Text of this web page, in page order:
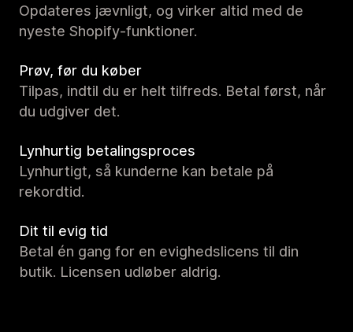
Opdateres jævnligt, og virker altid med de
nyeste Shopify-funktioner.
Prøv, før du køber
Tilpas, indtil du er helt tilfreds. Betal først, når
du udgiver det.
Lynhurtig betalingsproces
Lynhurtigt, så kunderne kan betale på
rekordtid.
Dit til evig tid
Betal én gang for en evighedslicens til din
butik. Licensen udløber aldrig.